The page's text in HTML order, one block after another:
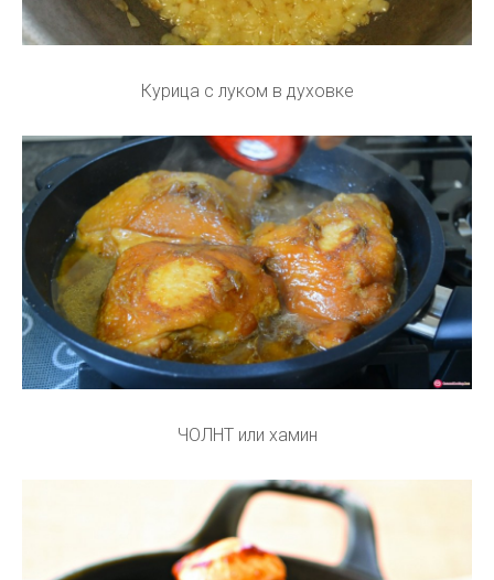
Курица с луком в духовке
ЧОЛНТ или хамин